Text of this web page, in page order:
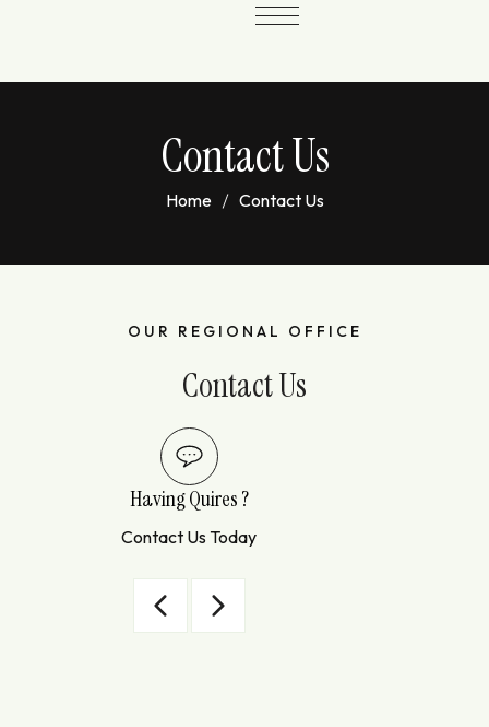
Contact Us
Home Contact Us
OUR REGIONAL OFFICE
Contact Us
Having Quires ?
Contact Us Today